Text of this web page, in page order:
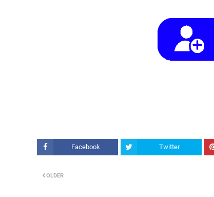
Facebook Twitter
OLDER